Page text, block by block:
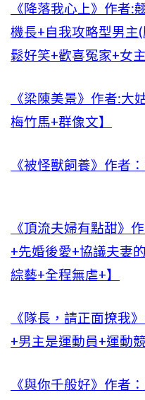
《降落我心上》作者:
機長+自我攻略型男主
鬆好笑+歡喜冤家+女
《梁陳美景》作者:大
梅竹馬+群像文】
《被怪獸飼養》作者
《頂流夫婦有點甜》
+先婚後愛+協議夫妻
綜藝+全程無虐+】
《隊長，請正面撩我
+男主是運動員+運動
《與你千般好》作者